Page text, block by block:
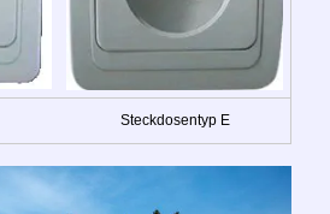
Steckdosentyp E